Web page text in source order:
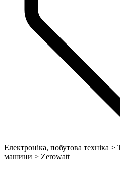
Електроніка, побутова техніка
машини > Zerowatt